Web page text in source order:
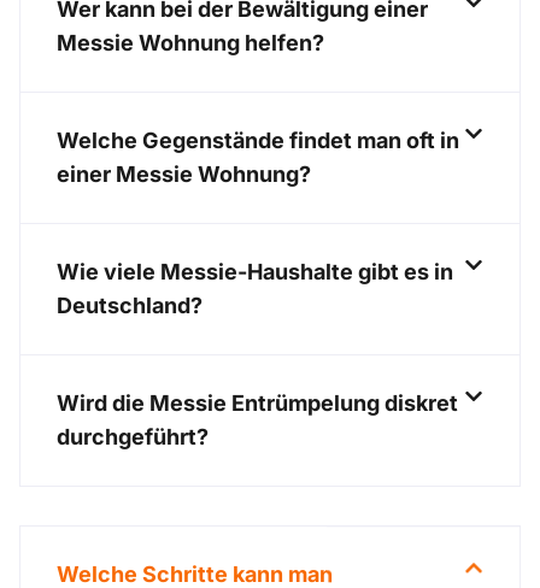
Wer kann bei der Bewältigung einer
Messie Wohnung helfen?
Welche Gegenstände findet man oft in
einer Messie Wohnung?
Wie viele Messie-Haushalte gibt es in
Deutschland?
Wird die Messie Entrümpelung diskret
durchgeführt?
Welche Schritte kann man